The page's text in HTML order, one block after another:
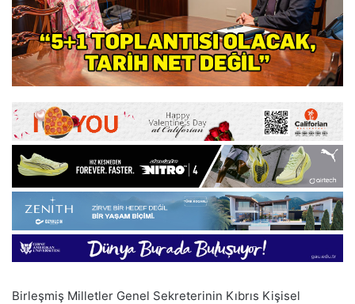
Birleşmiş Milletler Genel Sekreterinin Kıbrıs Kişisel